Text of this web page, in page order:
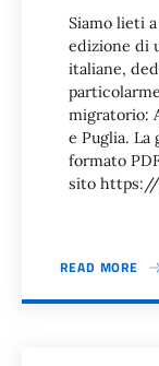
Siamo lieti
edizione di
italiane,
migratorio:
e Puglia. La
formato
sito https://
READ MORE